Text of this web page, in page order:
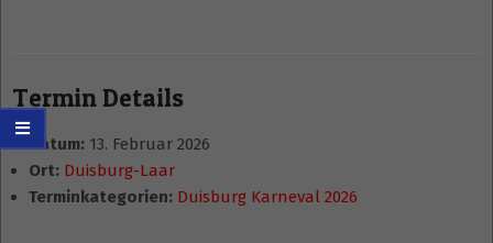
Termin Details
Datum: 13. Februar 2026
Ort: Duisburg-Laar
Terminkategorien: Duisburg Karneval 2026